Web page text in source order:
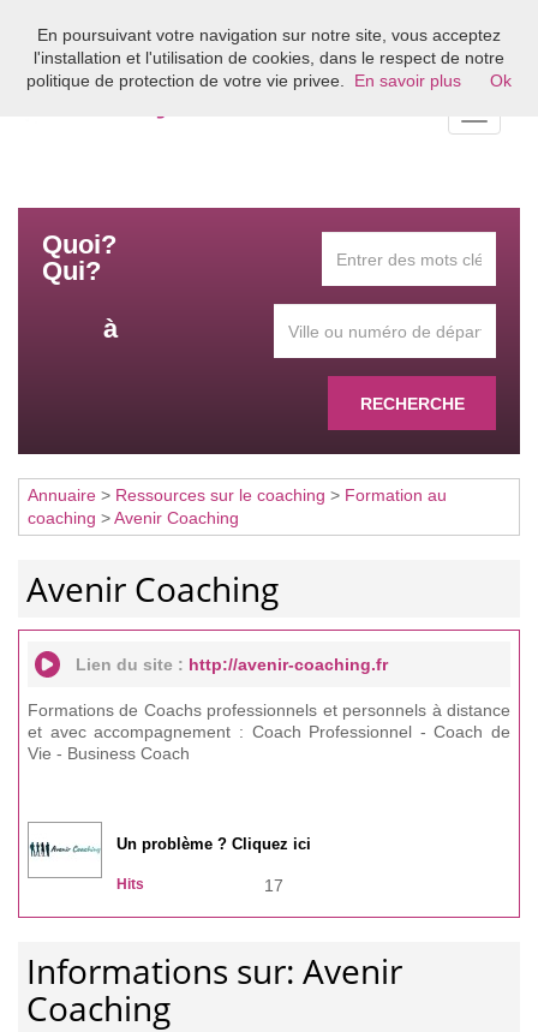
Bienvenue sur l'annuaire du coaching en France
Quoi?
Qui?
à
RECHERCHE
Annuaire > Ressources sur le coaching > Formation au
coaching >Avenir Coaching
Avenir Coaching
Lien du site : http://avenir-coaching.fr
Formations de Coachs professionnels et personnels à distance
et avec accompagnement : Coach Professionnel - Coach de
Vie - Business Coach
Un problème ? Cliquez ici
Hits 17
Informations sur: Avenir
Coaching
En poursuivant votre navigation sur notre site, vous acceptez
l'installation et l'utilisation de cookies, dans le respect de notre
politique de protection de votre vie privee.
En savoir plus Ok